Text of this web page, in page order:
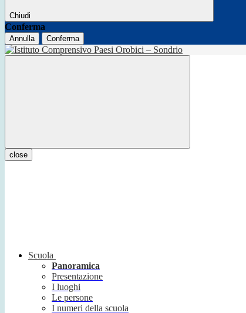
Chiudi
Conferma
Annulla Conferma
close
Scuola
Panoramica
Presentazione
I luoghi
Le persone
I numeri della scuola